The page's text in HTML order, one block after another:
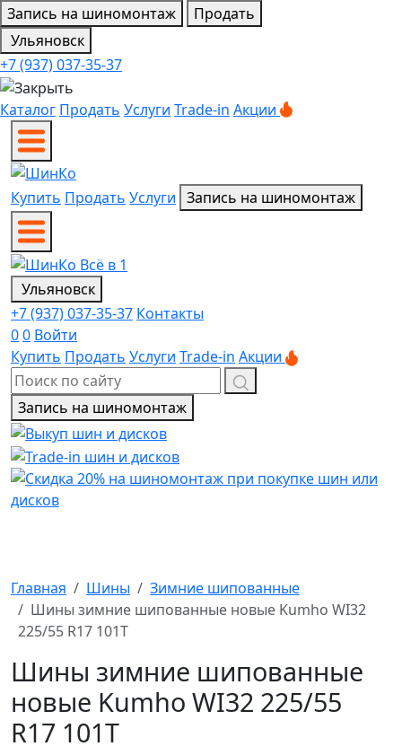
Запись на шиномонтаж
Продать
Ульяновск
+7 (937) 037-35-37
Каталог Продать Услуги Trade-in Акции
Купить Продать Услуги Запись на шиномонтаж
Ульяновск
+7 (937) 037-35-37 Контакты
00 Войти
Купить Продать Услуги Trade-in Акции
Запись на шиномонтаж
Главная Шины
Зимние шипованные
Шины зимние шипованные новые Kumho WI32
225/55 R17 101T
Шины зимние шипованные
новые Kumho WI32 225/55
R17 101T